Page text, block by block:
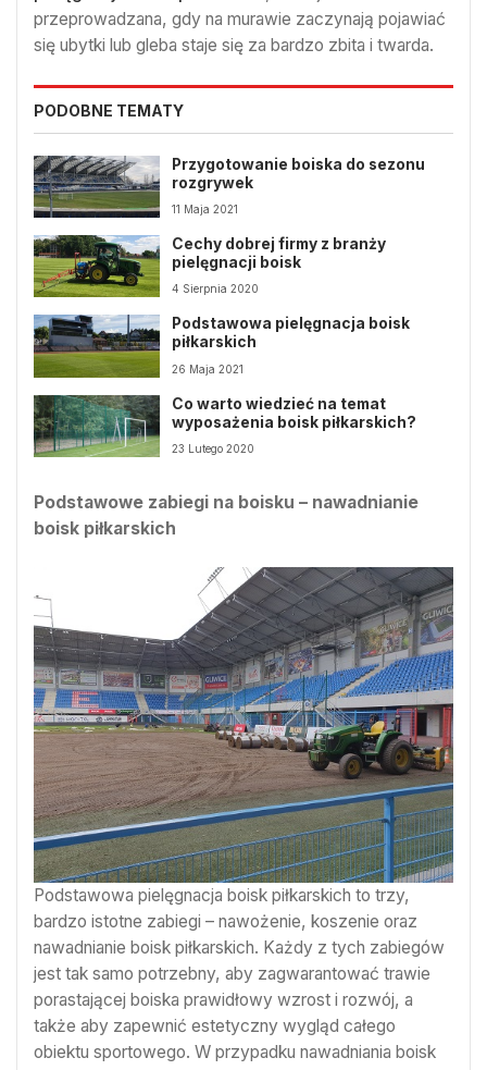
przeprowadzana, gdy na murawie zaczynają pojawiać
się ubytki lub gleba staje się za bardzo zbita i twarda.
PODOBNE TEMATY
Przygotowanie boiska do sezonu
rozgrywek
11 Maja 2021
Cechy dobrej firmy z branży
pielęgnacji boisk
4 Sierpnia 2020
Podstawowa pielęgnacja boisk
piłkarskich
26 Maja 2021
Co warto wiedzieć na temat
wyposażenia boisk piłkarskich?
23 Lutego 2020
Podstawowe zabiegi na boisku – nawadnianie
boisk piłkarskich
Podstawowa pielęgnacja boisk piłkarskich to trzy,
bardzo istotne zabiegi – nawożenie, koszenie oraz
nawadnianie boisk piłkarskich. Każdy z tych zabiegów
jest tak samo potrzebny, aby zagwarantować trawie
porastającej boiska prawidłowy wzrost i rozwój, a
także aby zapewnić estetyczny wygląd całego
obiektu sportowego. W przypadku nawadniania boisk